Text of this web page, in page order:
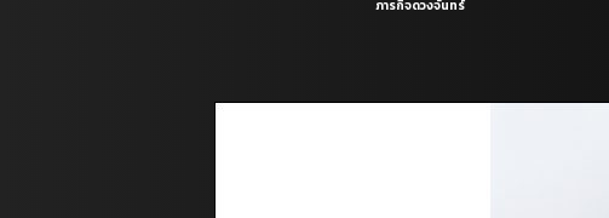
ภารกิจดวงจันทร์